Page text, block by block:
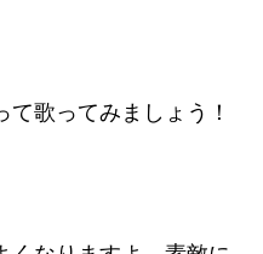
歌ってみましょう！